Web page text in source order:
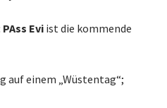
PAss Evi ist die kommende
auf einem „Wüstentag“;